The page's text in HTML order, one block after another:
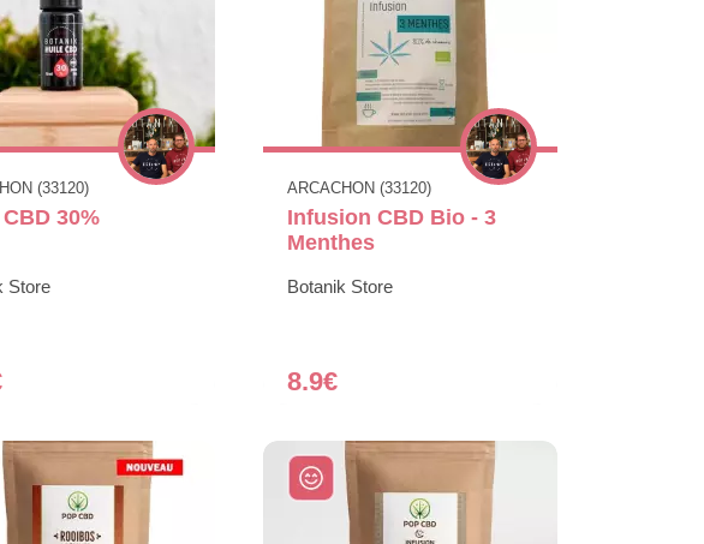
(33120)
30%
Store
ARCACHON (33120)
Infusion CBD Bio - 3
Menthes
Botanik Store
8.9€